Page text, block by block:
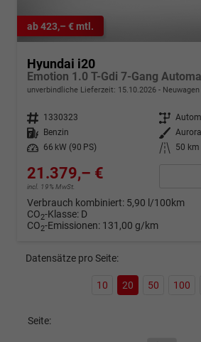
ab 423,– € mtl.
Hyundai i20
Emotion 1.0 T-Gdi 7-Gang
unverbindliche Lieferzeit: 15.10.2026 Neuwagen
Fahrzeugnr. 1330323 Getriebe
Kraftstoff
Benzin Außenfarbe
Leistung
66 kW (90 PS) Kilometerstand 50 km
21.379,– €
incl. 19% MwSt.
Verbrauch kombiniert: 5,90 l/100km
CO2-Klasse: D
CO2-Emissionen: 131,00 g/km
Datensätze pro Seite:
10 20 50 100
Seite: